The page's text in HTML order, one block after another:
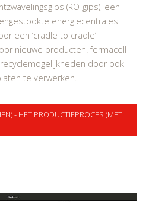
(RO-gips), een
energiecentrales.
een ‘cradle to cradle’
nieuwe producten. fermacell
door ook
te verwerken.
- HET PRODUCTIEPROCES (MET